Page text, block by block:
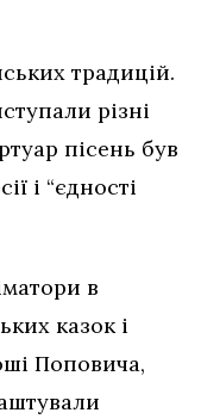
традицій.
різні
пісень був
і “єдності
в
казок і
Поповича,